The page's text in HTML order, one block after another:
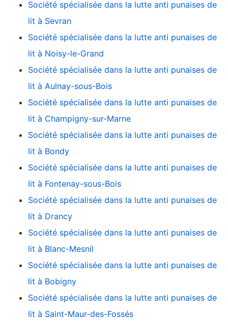
Société spécialisée dans la lutte anti punaises de
lit à Sevran
Société spécialisée dans la lutte anti punaises de
lit à Noisy-le-Grand
Société spécialisée dans la lutte anti punaises de
lit à Aulnay-sous-Bois
Société spécialisée dans la lutte anti punaises de
lit à Champigny-sur-Marne
Société spécialisée dans la lutte anti punaises de
lit à Bondy
Société spécialisée dans la lutte anti punaises de
lit à Fontenay-sous-Bois
Société spécialisée dans la lutte anti punaises de
lit à Drancy
Société spécialisée dans la lutte anti punaises de
lit à Blanc-Mesnil
Société spécialisée dans la lutte anti punaises de
lit à Bobigny
Société spécialisée dans la lutte anti punaises de
lit à Saint-Maur-des-Fossés